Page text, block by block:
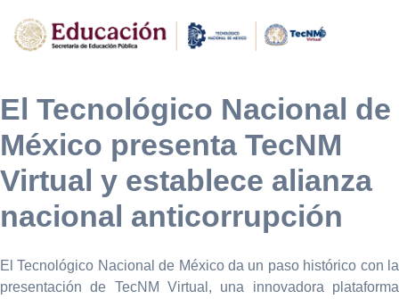
El Tecnológico Nacional de
México presenta TecNM
Virtual y establece alianza
nacional anticorrupción
El Tecnológico Nacional de México da un paso histórico con la
presentación de TecNM Virtual, una innovadora plataforma